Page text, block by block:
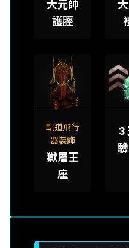
大元帥
護脛
軌道飛行
器裝飾
獄層王
座
3